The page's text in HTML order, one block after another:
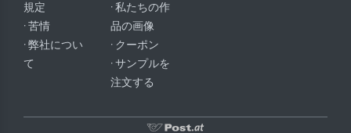
規定
· 苦情
· 弊社につい
て
· 私たちの作
品の画像
· クーポン
· サンプルを
注文する